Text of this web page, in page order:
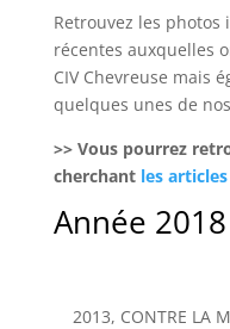
Retrouvez les photos
récentes auxquelles
CIV Chevreuse mais
quelques unes de
>> Vous pourrez
cherchant les
Année 2018
2013, CONTRE LA